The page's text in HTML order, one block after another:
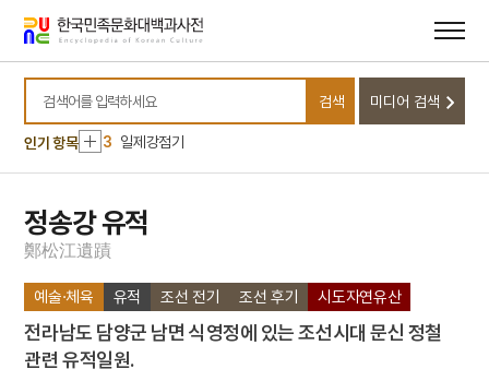
바로가기
바로가기
검색어를 입력하세요
검색 미디어 검색
인기 항목
10 오진영
1 손곡산인전
2 완당인보
3 일제강점기
4 갈천서원
5
금성대군
6
기축옥사
난계국악축제
9 배비장전
10 오진영
정송강 유적
鄭松江遺蹟
예술·체육 유적 조선 전기 조선 후기 시도자연유산
전라남도 담양군 남면 식영정에 있는 조선시대 문신 정철
관련 유적일원.